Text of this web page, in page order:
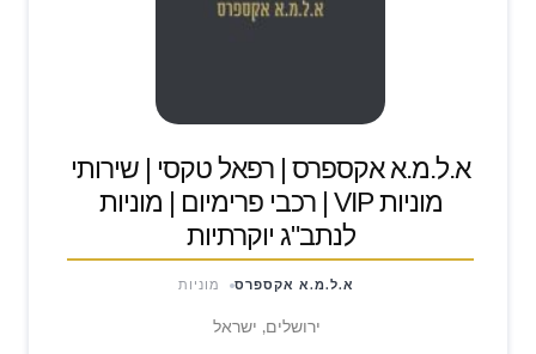
א.ל.מ.א אקספרס | רפאל טקסי | שירותי
מוניות VIP | רכבי פרימיום | מוניות
לנתב"ג יוקרתיות
א.ל.מ.א אקספרס מוניות
ירושלים, ישראל